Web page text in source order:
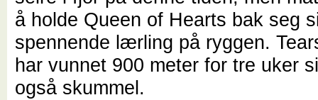
å holde Queen of Hearts bak seg
spennende lærling på ryggen.
har vunnet 900 meter for tre uker
også skummel.